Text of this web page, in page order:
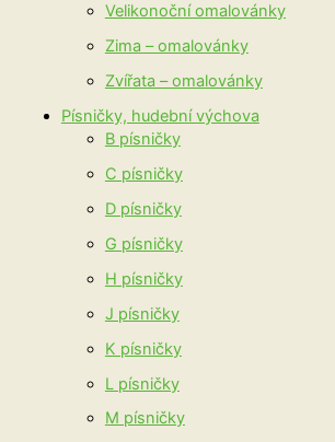
Velikonoční omalovánky
Zima – omalovánky
Zvířata – omalovánky
Písničky, hudební výchova
B písničky
C písničky
D písničky
G písničky
H písničky
J písničky
K písničky
L písničky
M písničky